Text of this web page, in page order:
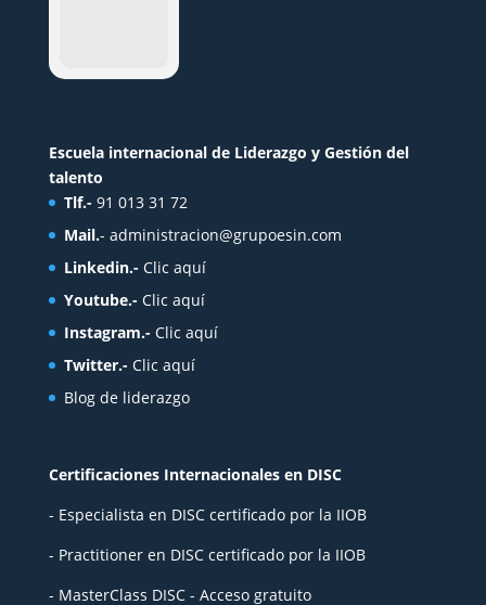
Escuela internacional de Liderazgo y Gestión del
talento
Tlf.- 91 013 31 72
Mail.- administracion@grupoesin.com
Linkedin.- Clic aquí
Youtube.- Clic aquí
Instagram.- Clic aquí
Twitter.- Clic aquí
Blog de liderazgo
Certificaciones Internacionales en DISC
- Especialista en DISC certificado por la IIOB
- Practitioner en DISC certificado por la IIOB
- MasterClass DISC - Acceso gratuito